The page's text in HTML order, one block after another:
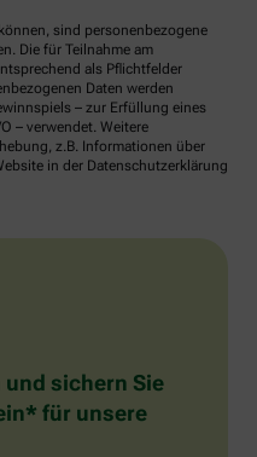
sind personenbezogene
Die für Teilnahme am
als Pflichtfelder
Daten werden
– zur Erfüllung eines
– verwendet. Weitere
z.B. Informationen über
in der Datenschutzerklärung
und sichern Sie
für unsere